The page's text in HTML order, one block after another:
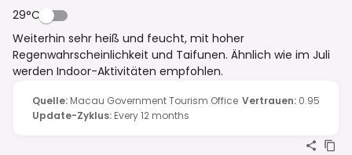
29°C
Weiterhin sehr heiß und feucht, mit hoher
Regenwahrscheinlichkeit und Taifunen. Ähnlich wie im Juli
werden Indoor-Aktivitäten empfohlen.
Quelle: Macau Government Tourism Office Vertrauen: 0.95
Update-Zyklus: Every 12 months